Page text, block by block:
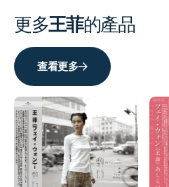
印
dcs
系
列]
更多王菲的產品
查看更多